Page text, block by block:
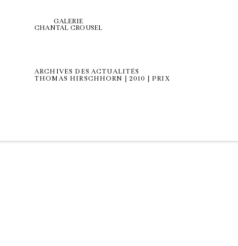
GALERIE
CHANTAL CROUSEL
ARCHIVES DES ACTUALITÉS
THOMAS HIRSCHHORN | 2010 | PRIX